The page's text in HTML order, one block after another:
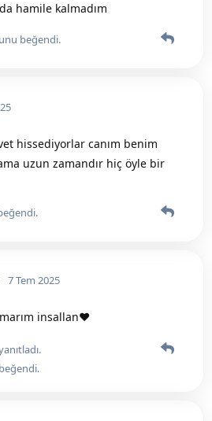
hamile kalmadım
beğendi.
hissediyorlar canım benim
uzun zamandır hiç öyle bir
.
7 Tem 2025
insallan❤️
.